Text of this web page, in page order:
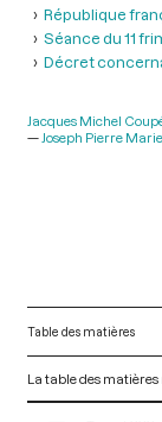
République
Séance du 11
Décret
Jacques Michel
Joseph Pierre
Table des matières
La table des